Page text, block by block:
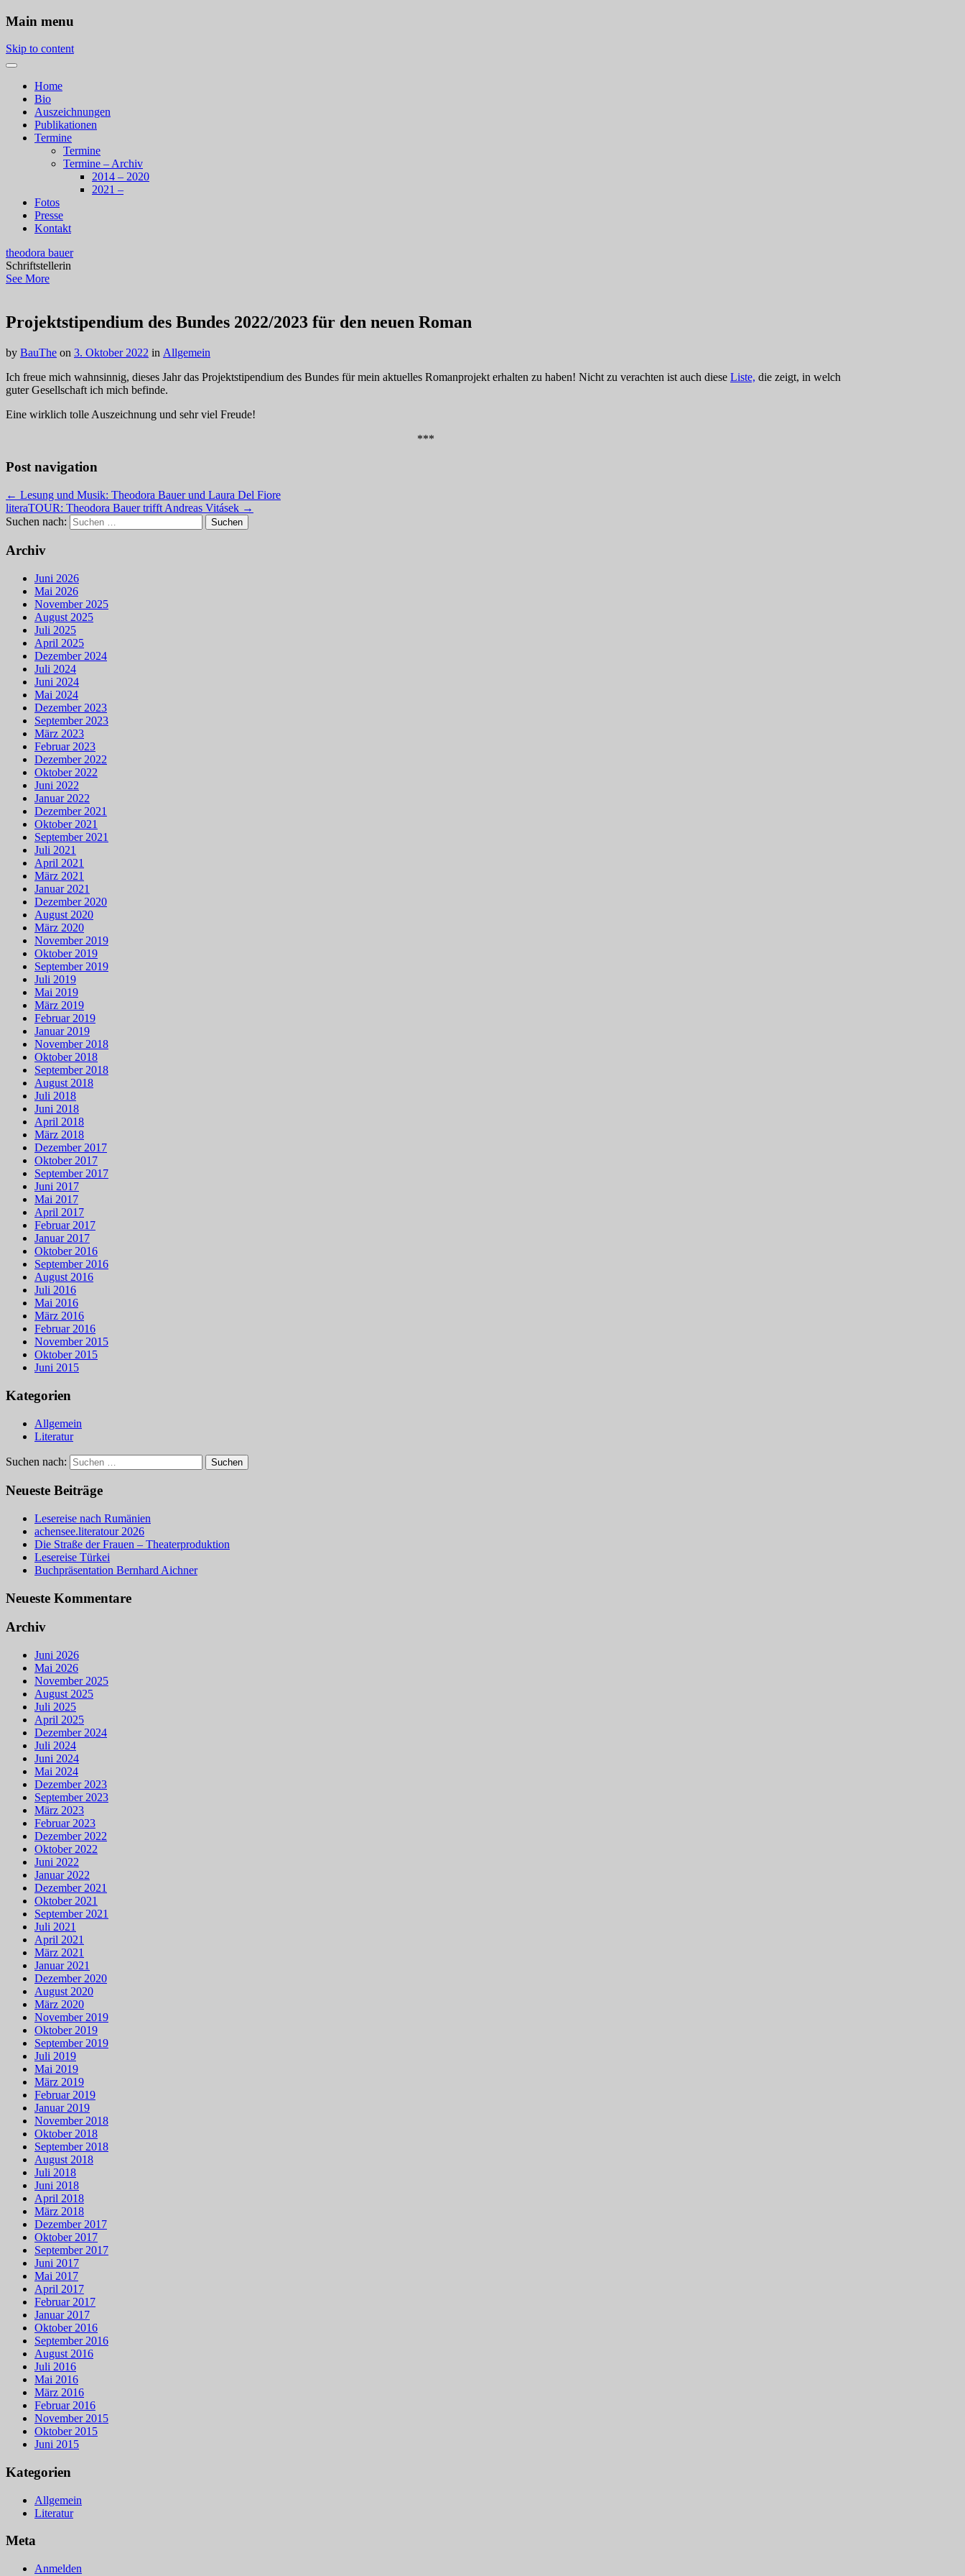
Main menu
Skip to content
Home
Bio
Auszeichnungen
Publikationen
Termine
Termine
Termine – Archiv
2014 – 2020
2021 –
Fotos
Presse
Kontakt
theodora bauer
Schriftstellerin
See More
Projektstipendium des Bundes 2022/2023 für den neuen Roman
by BauThe on 3. Oktober 2022 in Allgemein
Ich freue mich wahnsinnig, dieses Jahr das Projektstipendium des Bundes für mein aktuelles Romanprojekt erhalten zu haben! Nicht zu verachten ist auch diese Liste, die zeigt, in welch
guter Gesellschaft ich mich befinde.
Eine wirklich tolle Auszeichnung und sehr viel Freude!
***
Post navigation
← Lesung und Musik: Theodora Bauer und Laura Del Fiore
literaTOUR: Theodora Bauer trifft Andreas Vitásek →
Suchen nach:
Archiv
Juni 2026
Mai 2026
November 2025
August 2025
Juli 2025
April 2025
Dezember 2024
Juli 2024
Juni 2024
Mai 2024
Dezember 2023
September 2023
März 2023
Februar 2023
Dezember 2022
Oktober 2022
Juni 2022
Januar 2022
Dezember 2021
Oktober 2021
September 2021
Juli 2021
April 2021
März 2021
Januar 2021
Dezember 2020
August 2020
März 2020
November 2019
Oktober 2019
September 2019
Juli 2019
Mai 2019
März 2019
Februar 2019
Januar 2019
November 2018
Oktober 2018
September 2018
August 2018
Juli 2018
Juni 2018
April 2018
März 2018
Dezember 2017
Oktober 2017
September 2017
Juni 2017
Mai 2017
April 2017
Februar 2017
Januar 2017
Oktober 2016
September 2016
August 2016
Juli 2016
Mai 2016
März 2016
Februar 2016
November 2015
Oktober 2015
Juni 2015
Kategorien
Allgemein
Literatur
Suchen nach:
Neueste Beiträge
Lesereise nach Rumänien
achensee.literatour 2026
Die Straße der Frauen – Theaterproduktion
Lesereise Türkei
Buchpräsentation Bernhard Aichner
Neueste Kommentare
Archiv
Juni 2026
Mai 2026
November 2025
August 2025
Juli 2025
April 2025
Dezember 2024
Juli 2024
Juni 2024
Mai 2024
Dezember 2023
September 2023
März 2023
Februar 2023
Dezember 2022
Oktober 2022
Juni 2022
Januar 2022
Dezember 2021
Oktober 2021
September 2021
Juli 2021
April 2021
März 2021
Januar 2021
Dezember 2020
August 2020
März 2020
November 2019
Oktober 2019
September 2019
Juli 2019
Mai 2019
März 2019
Februar 2019
Januar 2019
November 2018
Oktober 2018
September 2018
August 2018
Juli 2018
Juni 2018
April 2018
März 2018
Dezember 2017
Oktober 2017
September 2017
Juni 2017
Mai 2017
April 2017
Februar 2017
Januar 2017
Oktober 2016
September 2016
August 2016
Juli 2016
Mai 2016
März 2016
Februar 2016
November 2015
Oktober 2015
Juni 2015
Kategorien
Allgemein
Literatur
Meta
Anmelden